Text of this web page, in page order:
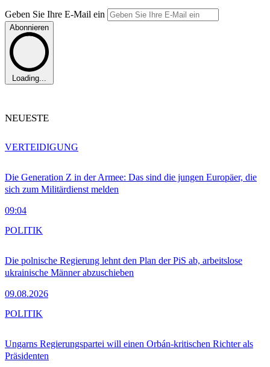
Geben Sie Ihre E-Mail ein
Abonnieren
Loading...
NEUESTE
Die Generation Z in der Armee: Das sind die jungen Europäer, die
sich zum Militärdienst melden
09:04
VERTEIDIGUNG
Die polnische Regierung lehnt den Plan der PiS ab, arbeitslose
ukrainische Männer abzuschieben
09.08.2026
POLITIK
Ungarns Regierungspartei will einen Orbán-kritischen Richter als
Präsidenten
POLITIK